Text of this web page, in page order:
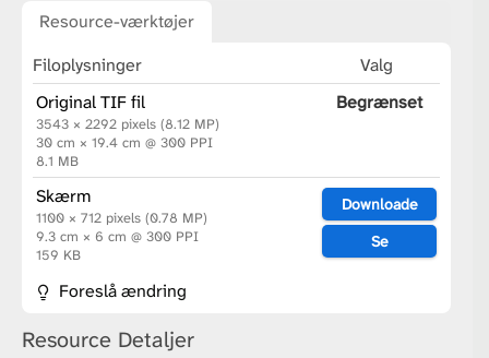
Resource-værktøjer
Filoplysninger
Valg
Original TIF fil
3543 × 2292 pixels (8.12 MP)
30 cm × 19.4 cm @ 300 PPI
8.1 MB
Begrænset
Skærm
1100 × 712 pixels (0.78 MP)
9.3 cm × 6 cm @ 300 PPI
159 KB
Downloade
Se
Foreslå ændring
Resource Detaljer